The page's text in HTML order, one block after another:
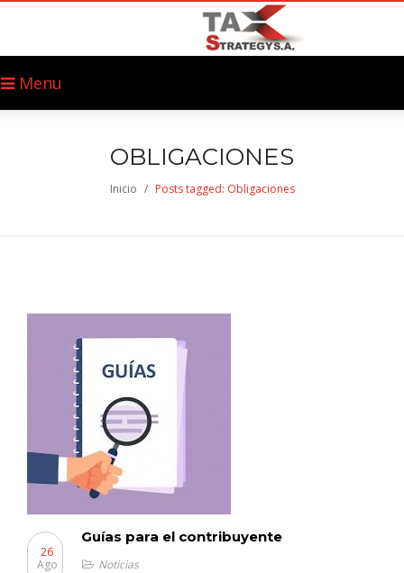
Menu
OBLIGACIONES
Inicio / Posts tagged: Obligaciones
Guías para el contribuyente
26
Ago
Noticias